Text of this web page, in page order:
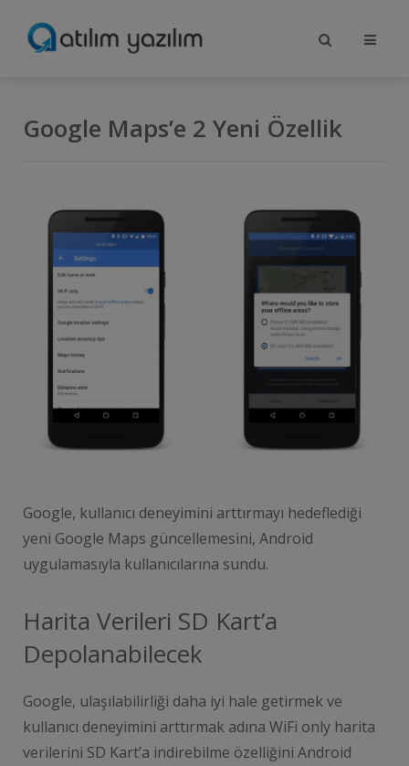
Google Maps’e 2 Yeni Özellik
Google, kullanıcı deneyimini arttırmayı hedeflediği
yeni Google Maps güncellemesini, Android
uygulamasıyla kullanıcılarına sundu.
Harita Verileri SD Kart’a
Depolanabilecek
Google, ulaşılabilirliği daha iyi hale getirmek ve
kullanıcı deneyimini arttırmak adına WiFi only harita
verilerini SD Kart’a indirebilme özelliğini Android